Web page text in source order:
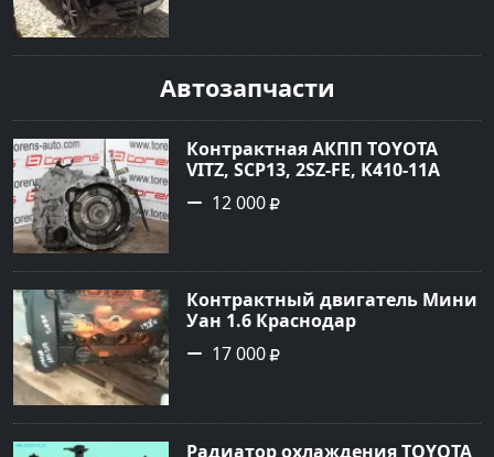
сайте Авторынок23
Автозапчасти
Контрактная АКПП TOYOTA
VITZ, SCP13, 2SZ-FE, K410-11A
Ростов
12 000
Контрактный двигатель Мини
Уан 1.6 Краснодар
17 000
Радиатор охлаждения TOYOTA